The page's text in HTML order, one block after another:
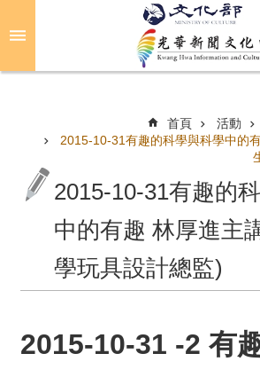
於
光
首頁 活動
2015-10-31有趣的科學與科學中的
2015-10-31有趣的
中的有趣 林厚進主
學玩具設計總監)
2015-10-31 -2 有